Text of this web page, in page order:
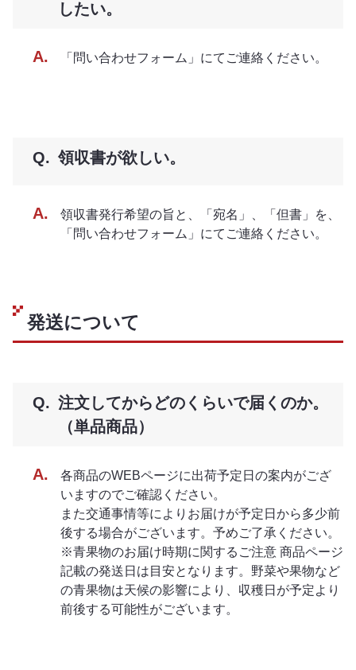
したい。
「問い合わせフォーム」にてご連絡ください。
領収書が欲しい。
領収書発行希望の旨と、「宛名」、「但書」を、
「問い合わせフォーム」にてご連絡ください。
発送について
注文してからどのくらいで届くのか。
（単品商品）
各商品のWEBページに出荷予定日の案内がござ
いますのでご確認ください。
また交通事情等によりお届けが予定日から多少前
後する場合がございます。予めご了承ください。
※青果物のお届け時期に関するご注意 商品ページ
記載の発送日は目安となります。野菜や果物など
の青果物は天候の影響により、収穫日が予定より
前後する可能性がございます。